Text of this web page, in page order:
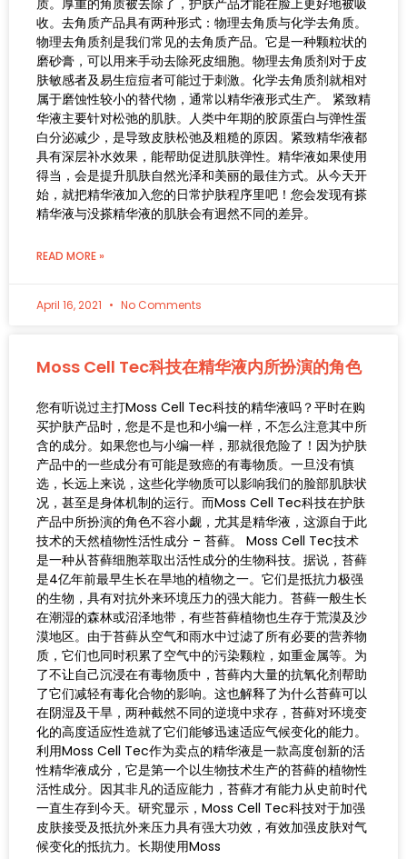
收。去角质产品具有两种形式：物理去角质与化学去角质。
物理去角质剂是我们常见的去角质产品。它是一种颗粒状的
磨砂膏，可以用来手动去除死皮细胞。物理去角质剂对于皮
肤敏感者及易生痘痘者可能过于刺激。化学去角质剂就相对
属于磨蚀性较小的替代物，通常以精华液形式生产。 紧致精
华液主要针对松弛的肌肤。人类中年期的胶原蛋白与弹性蛋
白分泌减少，是导致皮肤松弛及粗糙的原因。紧致精华液都
具有深层补水效果，能帮助促进肌肤弹性。精华液如果使用
得当，会是提升肌肤自然光泽和美丽的最佳方式。从今天开
始，就把精华液加入您的日常护肤程序里吧！您会发现有搽
精华液与没搽精华液的肌肤会有迥然不同的差异。
READ MORE »
April 16, 2021 No Comments
Moss Cell Tec科技在精华液内所扮演的角色
您有听说过主打Moss Cell Tec科技的精华液吗？平时在购
买护肤产品时，您是不是也和小编一样，不怎么注意其中所
含的成分。如果您也与小编一样，那就很危险了！因为护肤
产品中的一些成分有可能是致癌的有毒物质。一旦没有慎
选，长远上来说，这些化学物质可以影响我们的脸部肌肤状
况，甚至是身体机制的运行。而Moss Cell Tec科技在护肤
产品中所扮演的角色不容小觑，尤其是精华液，这源自于此
技术的天然植物性活性成分 – 苔藓。 Moss Cell Tec技术
是一种从苔藓细胞萃取出活性成分的生物科技。据说，苔藓
是4亿年前最早生长在旱地的植物之一。它们是抵抗力极强
的生物，具有对抗外来环境压力的强大能力。苔藓一般生长
在潮湿的森林或沼泽地带，有些苔藓植物也生存于荒漠及沙
漠地区。由于苔藓从空气和雨水中过滤了所有必要的营养物
质，它们也同时积累了空气中的污染颗粒，如重金属等。为
了不让自己沉浸在有毒物质中，苔藓内大量的抗氧化剂帮助
了它们减轻有毒化合物的影响。这也解释了为什么苔藓可以
在阴湿及干旱，两种截然不同的逆境中求存，苔藓对环境变
化的高度适应性造就了它们能够迅速适应气候变化的能力。
利用Moss Cell Tec作为卖点的精华液是一款高度创新的活
性精华液成分，它是第一个以生物技术生产的苔藓的植物性
活性成分。因其非凡的适应能力，苔藓才有能力从史前时代
一直生存到今天。研究显示，Moss Cell Tec科技对于加强
皮肤接受及抵抗外来压力具有强大功效，有效加强皮肤对气
候变化的抵抗力。长期使用Moss